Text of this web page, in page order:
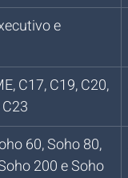
e
C17, C19, C20,
60, Soho 80,
200 e Soho